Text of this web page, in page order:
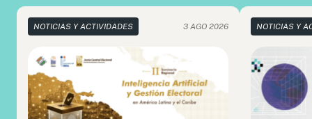
NOTICIAS Y ACTIVIDADES 3 AGO 2026 NOTICIAS Y